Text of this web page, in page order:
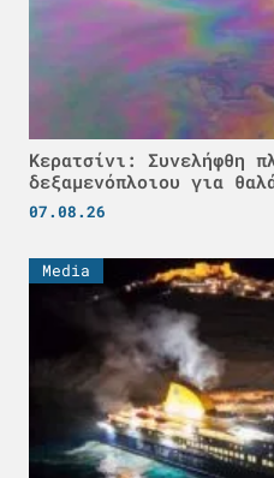
Κερατσίνι: Συνελήφθη
δεξαμενόπλοιου για
07.08.26
Media